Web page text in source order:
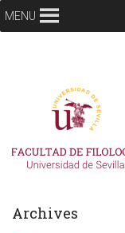
MENU
Archives